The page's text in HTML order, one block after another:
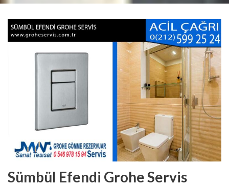
Sümbül Efendi Grohe Servis